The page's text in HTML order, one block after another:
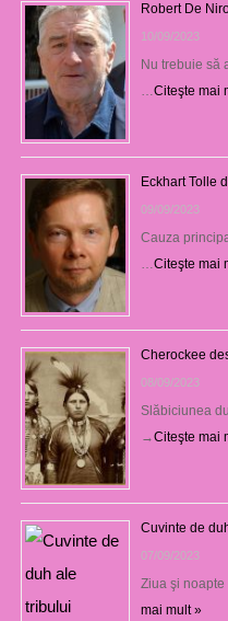
Robert De
10/09/2023
Nu trebuie să
…Citeşte mai
Eckhart Tolle
09/09/2023
Cauza
…Citeşte mai
Cherockee
08/09/2023
Slăbiciunea
→Citeşte mai
Cuvinte de
07/09/2023
Ziua şi
mai mult »